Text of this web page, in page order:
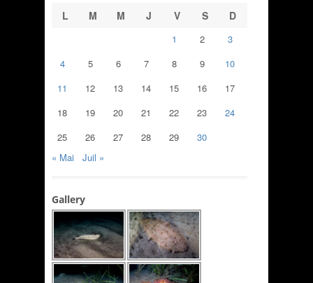
L
M M J V S D
1 2
3
4
5 6 7 8 9
10
11
12 13 14 15 16
17
18
19 20 21 22 23
24
25
26 27 28 29
30
« Mai
Juil »
Gallery